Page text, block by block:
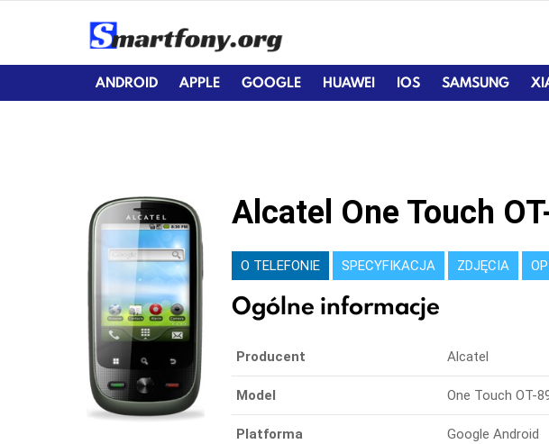
ANDROID APPLE GOOGLE HUAWEI IOS SAMSUNG
Alcatel One Touch
O TELEFONIE SPECYFIKACJA ZDJĘCIA
Ogólne informacje
Producent Alcatel
Model One Touch OT-
Platforma Google Android